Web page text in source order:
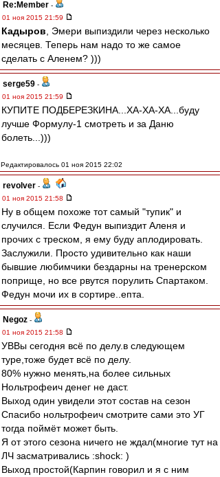
Re:Member -
01 ноя 2015 21:59
Кадыров , Эмери выпиздили через несколько
месяцев. Теперь нам надо то же самое
сделать с Аленем? )))
serge59 -
01 ноя 2015 21:59
КУПИТЕ ПОДБЕРЕЗКИНА...ХА-ХА-ХА...буду
лучше Формулу-1 смотреть и за Даню
болеть...)))
Редактировалось 01 ноя 2015 22:02
revolver -
01 ноя 2015 21:58
Ну в общем похоже тот самый "тупик" и
случился. Если Федун выпиздит Аленя и
прочих с треском, я ему буду аплодировать.
Заслужили. Просто удивительно как наши
бывшие любимчики бездарны на тренерском
поприще, но все рвутся порулить Спартаком.
Федун мочи их в сортире..епта.
Negoz -
01 ноя 2015 21:58
УВВы сегодня всё по делу.в следующем
туре,тоже будет всё по делу.
80% нужно менять,на более сильных
Нольтрофеич денег не даст.
Выход один увидели этот состав на сезон
Спасибо нольтрофеич смотрите сами это УГ
тогда поймёт может быть.
Я от этого сезона ничего не ждал(многие тут на
ЛЧ засматривались :shock: )
Выход простой(Карпин говорил и я с ним